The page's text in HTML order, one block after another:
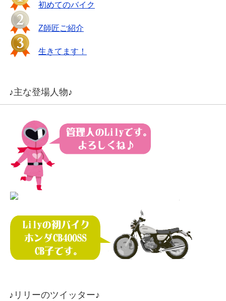
初めてのバイク
Z師匠ご紹介
生きてます！
♪主な登場人物♪
♪リリーのツイッター♪